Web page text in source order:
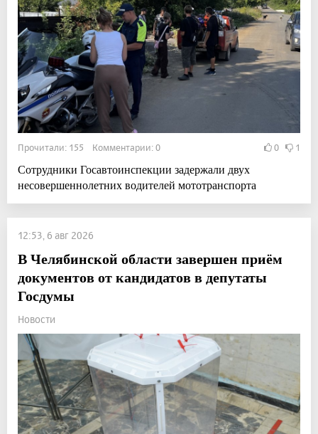
Прочитали: 155 Комментарии: 0 0 1
Сотрудники Госавтоинспекции задержали двух
несовершеннолетних водителей мототранспорта
12:53, 6 авг 2026
В Челябинской области завершен приём
документов от кандидатов в депутаты
Госдумы
Новости